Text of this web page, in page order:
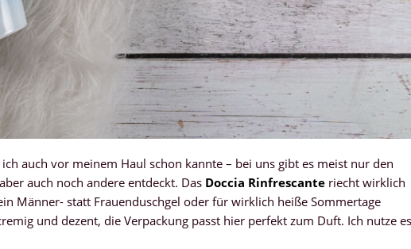
auch vor meinem Haul schon kannte – bei uns gibt es meist nur den
auch noch andere entdeckt. Das Doccia Rinfrescante riecht wirklich
Männer- statt Frauenduschgel oder für wirklich heiße Sommertage
und dezent, die Verpackung passt hier perfekt zum Duft. Ich nutze es